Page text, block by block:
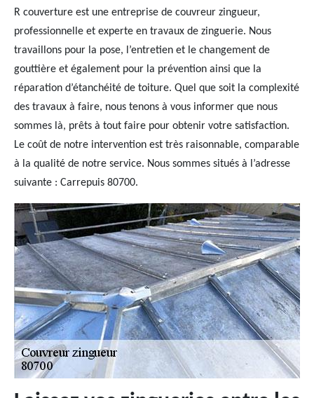
R couverture est une entreprise de couvreur zingueur,
professionnelle et experte en travaux de zinguerie. Nous
travaillons pour la pose, l’entretien et le changement de
gouttière et également pour la prévention ainsi que la
réparation d’étanchéité de toiture. Quel que soit la complexité
des travaux à faire, nous tenons à vous informer que nous
sommes là, prêts à tout faire pour obtenir votre satisfaction.
Le coût de notre intervention est très raisonnable, comparable
à la qualité de notre service. Nous sommes situés à l’adresse
suivante : Carrepuis 80700.